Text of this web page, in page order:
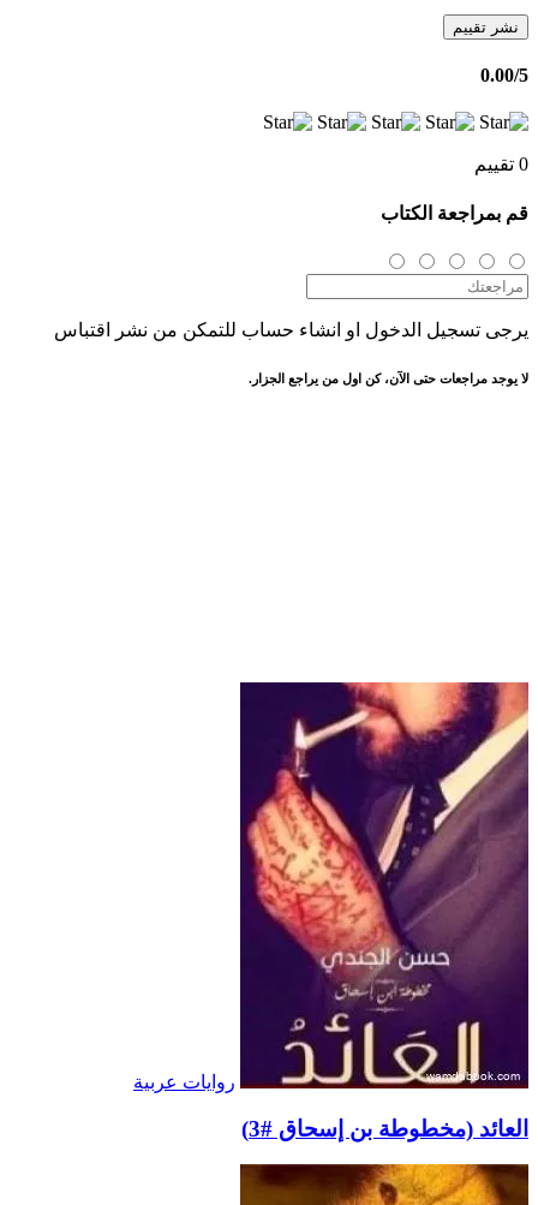
نشر تقييم
0.00/5
0 تقييم
قم بمراجعة الكتاب
يرجى تسجيل الدخول او انشاء حساب للتمكن من نشر اقتباس
لا يوجد مراجعات حتى الآن، كن اول من يراجع الجزار.
روايات عربية
العائد (مخطوطة بن إسحاق #3)